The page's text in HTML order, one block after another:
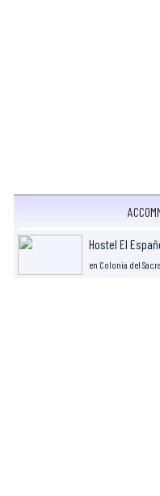
Hostel El
en Colonia del